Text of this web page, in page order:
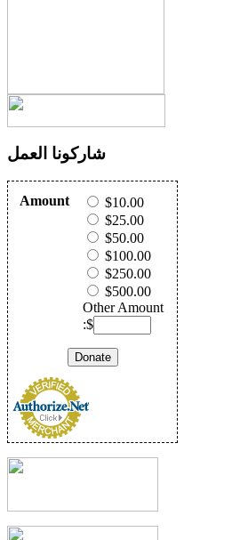
شاركونا العمل
Amount
$10.00
$25.00
$50.00
$100.00
$250.00
$500.00
Other Amount
:$